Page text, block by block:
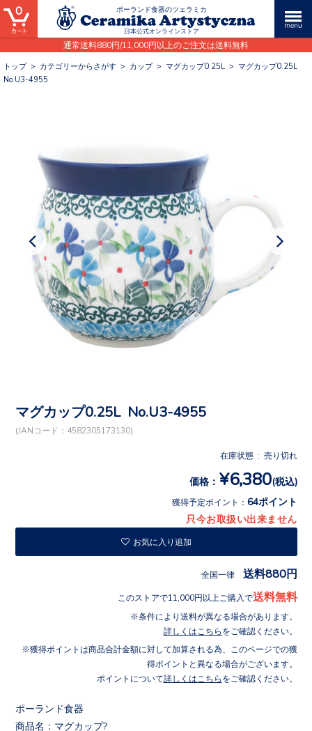
ポーランド食器のツェラミカ
日本公式オンラインストア
通常送料880円/11,000円以上のご注文は送料無料
0
トップ> カテゴリーからさがす > カップ> マグカップ0.25L > マグカップ0.25L
No.U3-4955
マグカップ0.25L No.U3-4955
(JANコード：4582305173130)
在庫状態 : 売り切れ
価格： ¥6,380(税込)
獲得予定ポイント： 64ポイント
只今お取扱い出来ません
お気に入り追加
全国一律 送料880円
このストアで11,000円以上ご購入で送料無料
条件により送料が異なる場合があります。
詳しくはこちら をご確認ください。
獲得ポイントは商品合計金額に対して加算される為、このページでの獲
得ポイントと異なる場合がございます。
ポイントについて詳しくはこちら をご確認ください。
ポーランド食器
商品名：マグカップ?